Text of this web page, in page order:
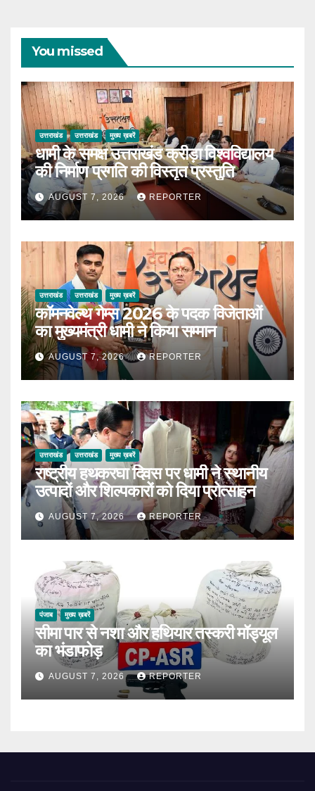
You missed
उत्तराखंड उत्तराखंड मुख्य ख़बरें
धामी के समक्ष उत्तराखंड क्रीड़ा विश्वविद्यालय
की निर्माण प्रगति की विस्तृत प्रस्तुति
AUGUST 7, 2026 REPORTER
उत्तराखंड उत्तराखंड मुख्य ख़बरें
कॉमनवेल्थ गेम्स 2026 के पदक विजेताओं
का मुख्यमंत्री धामी ने किया सम्मान
AUGUST 7, 2026 REPORTER
उत्तराखंड उत्तराखंड मुख्य ख़बरें
राष्ट्रीय हथकरघा दिवस पर धामी ने स्थानीय
उत्पादों और शिल्पकारों को दिया प्रोत्साहन
AUGUST 7, 2026 REPORTER
पंजाब मुख्य ख़बरें
सीमा पार से नशा और हथियार तस्करी मॉड्यूल
का भंडाफोड़
AUGUST 7, 2026 REPORTER